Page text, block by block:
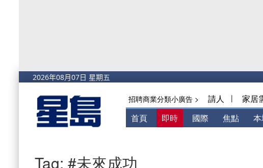
招聘商業分類小廣告 > 請人 | 家居
首頁 即時 國際 焦點
Tag: #未來成功